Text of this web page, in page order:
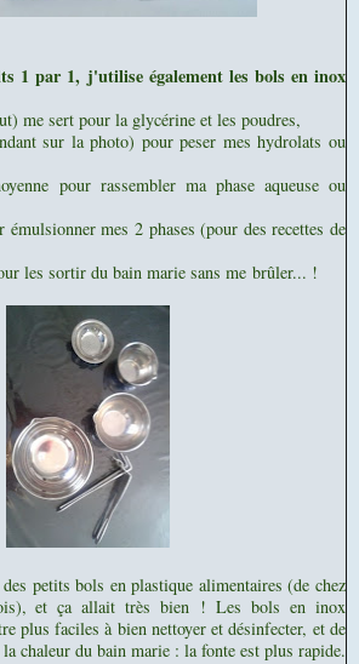
1 par 1, j'utilise également les bols en inox
me sert pour la glycérine et les poudres,
sur la photo) pour peser mes hydrolats ou
pour rassembler ma phase aqueuse ou
mes 2 phases (pour des recettes de
les sortir du bain marie sans me brûler... !
petits bols en plastique alimentaires (de chez
et ça allait très bien !Les bols en inox
plus faciles à bien nettoyer et désinfecter, et de
chaleur du bain marie : la fonte est plus rapide.